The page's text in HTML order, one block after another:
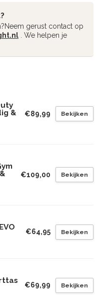
gerust contact op
. We helpen je
&
€89,99 Bekijken
€109,00 Bekijken
€64,95 Bekijken
€69,99 Bekijken